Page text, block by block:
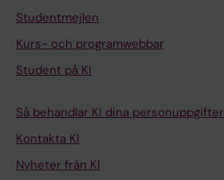
Studentmejlen
Kurs- och programwebbar
Student på KI
Så behandlar KI dina personuppgifter
Kontakta KI
Nyheter från KI